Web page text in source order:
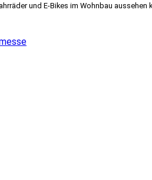
und E-Bikes im Wohnbau aussehen